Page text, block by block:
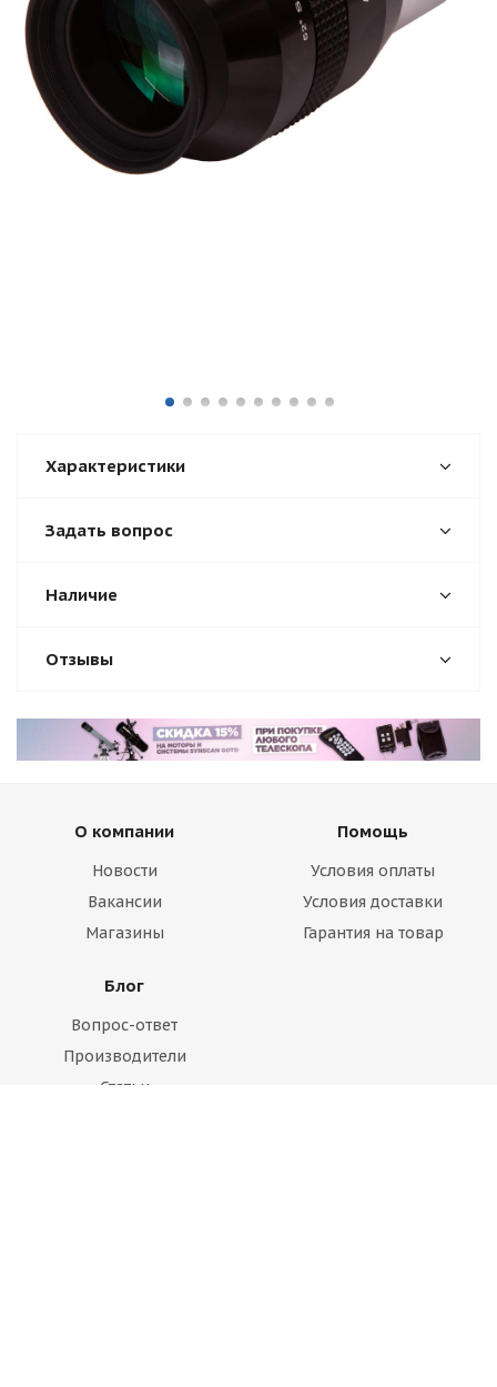
Характеристики
Задать вопрос
Наличие
Отзывы
О компании
Новости
Вакансии
Магазины
Помощь
Условия оплаты
Условия доставки
Гарантия на товар
Блог
Вопрос-ответ
Производители
Статьи